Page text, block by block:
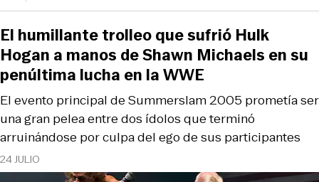
24 JULIO
El evento principal de Summerslam 2005 prometía ser
una gran pelea entre dos ídolos que terminó
arruinándose por culpa del ego de sus participantes
El humillante trolleo que sufrió Hulk
Hogan a manos de Shawn Michaels en su
penúltima lucha en la WWE